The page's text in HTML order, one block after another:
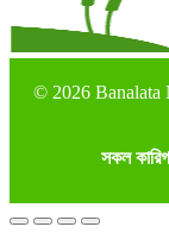
© 2026
সকল